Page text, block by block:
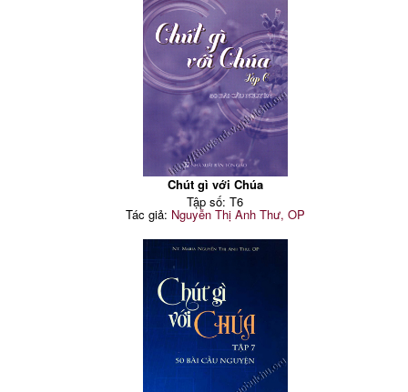
Chút gì với Chúa
Tập số: T6
Tác giả: Nguyễn Thị Anh Thư, OP